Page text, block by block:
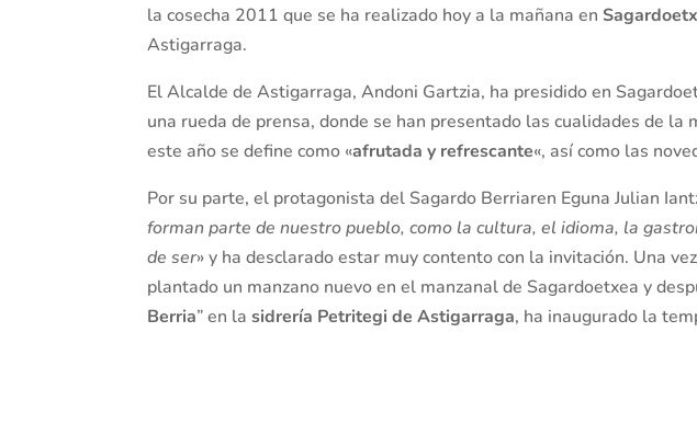
la cosecha 2011 que se ha realizado hoy a la mañana en
Astigarraga.
El Alcalde de Astigarraga, Andoni Gartzia, ha presidido en
una rueda de prensa, donde se han presentado las cualidades de la
este año se define como «afrutada y refrescante«, así como las
Por su parte, el protagonista del Sagardo Berriaren Eguna Julian
forman parte de nuestro pueblo, como la cultura, el idioma, la
de ser» y ha desclarado estar muy contento con la invitación. Una
plantado un manzano nuevo en el manzanal de Sagardoetxea y
Berria” en lasidrería Petritegi de Astigarraga, ha inaugurado la